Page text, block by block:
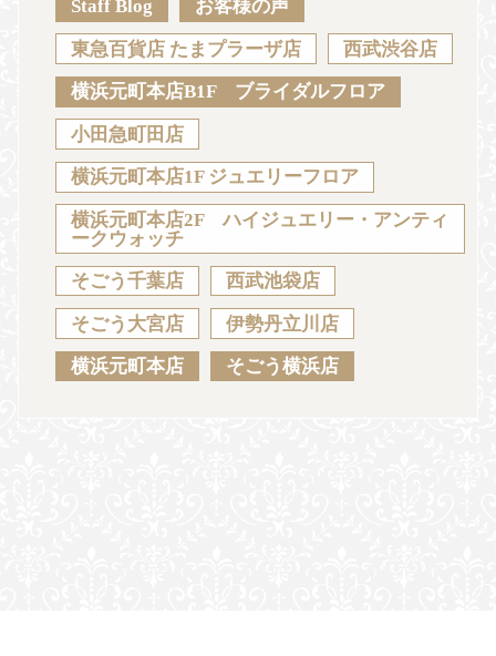
Anniversary
News Blog
Sustainability Voice Catalog
JA EN CH KO
Staff Blog お客様の声
東急百貨店 たまプラーザ店 西武渋谷店
横浜元町本店B1F ブライダルフロア
小田急町田店
横浜元町本店1F ジュエリーフロア
横浜元町本店2F ハイジュエリー・アンティ
ークウォッチ
そごう千葉店 西武池袋店
そごう大宮店 伊勢丹立川店
横浜元町本店 そごう横浜店